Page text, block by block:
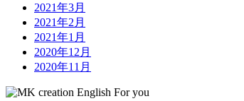
2021年3月
2021年2月
2021年1月
2020年12月
2020年11月